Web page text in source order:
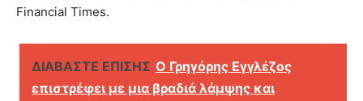
Financial Times.
ΔΙΑΒΑΣΤΕ ΕΠΙΣΗΣ Ο Γρηγόρης Εγγλέζος
επιστρέφει με μια βραδιά λάμψης και